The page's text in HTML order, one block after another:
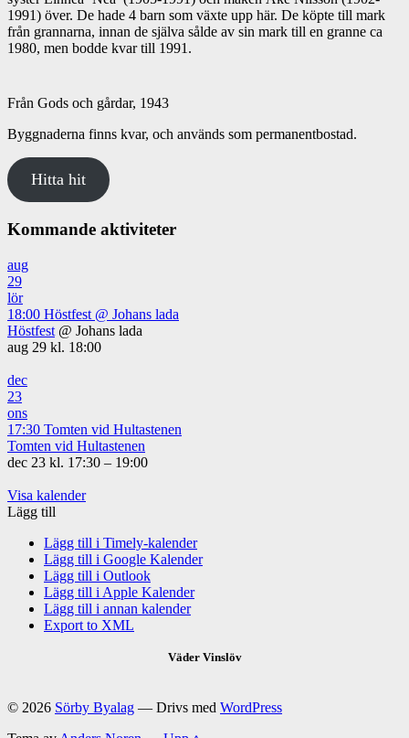
1991) över. De hade 4 barn som växte upp här. De köpte till mark
från grannarna, innan de själva sålde av sin mark till en granne ca
1980, men bodde kvar till 1991.
Från Gods och gårdar, 1943
Byggnaderna finns kvar, och används som permanentbostad.
Hitta hit
Kommande aktiviteter
aug
29
lör
18:00 Höstfest @ Johans lada
Höstfest @ Johans lada
aug 29 kl. 18:00
dec
23
ons
17:30 Tomten vid Hultastenen
Tomten vid Hultastenen
dec 23 kl. 17:30 – 19:00
Visa kalender
Lägg till
Lägg till i Timely-kalender
Lägg till i Google Kalender
Lägg till i Outlook
Lägg till i Apple Kalender
Lägg till i annan kalender
Export to XML
Väder Vinslöv
© 2026 Sörby Byalag — Drivs med WordPress